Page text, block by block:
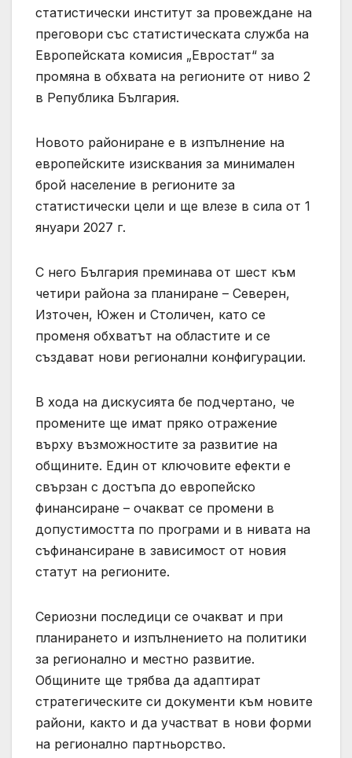
статистически институт за провеждане на
преговори със статистическата служба на
Европейската комисия „Евростат“ за
промяна в обхвата на регионите от ниво 2
в Република България.
Новото райониране е в изпълнение на
европейските изисквания за минимален
брой население в регионите за
статистически цели и ще влезе в сила от 1
януари 2027 г.
С него България преминава от шест към
четири района за планиране – Северен,
Източен, Южен и Столичен, като се
променя обхватът на областите и се
създават нови регионални конфигурации.
В хода на дискусията бе подчертано, че
промените ще имат пряко отражение
върху възможностите за развитие на
общините. Един от ключовите ефекти е
свързан с достъпа до европейско
финансиране – очакват се промени в
допустимостта по програми и в нивата на
съфинансиране в зависимост от новия
статут на регионите.
Сериозни последици се очакват и при
планирането и изпълнението на политики
за регионално и местно развитие.
Общините ще трябва да адаптират
стратегическите си документи към новите
райони, както и да участват в нови форми
на регионално партньорство.